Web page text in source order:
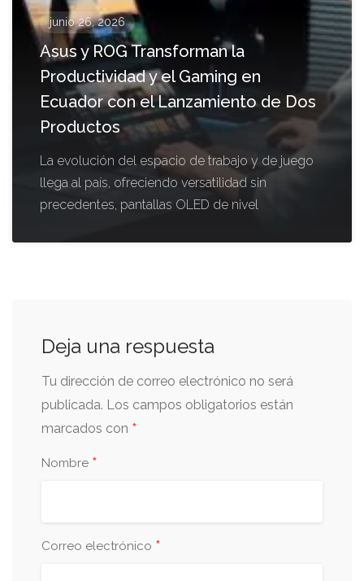
junio 26, 2026
Asus y ROG Transforman la
Productividad y el Gaming en
Ecuador con el Lanzamiento de Dos
Productos
La evolución del espacio de trabajo y de juego
llega al país, ofreciendo versatilidad sin
precedentes, pantallas OLED de nivel
Deja una respuesta
Tu dirección de correo electrónico no será
publicada. Los campos obligatorios están
marcados con *
Nombre *
Correo electrónico *